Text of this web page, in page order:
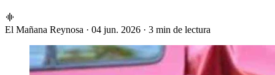
El Mañana Reynosa · 04 jun. 2026 · 3 min de lectura